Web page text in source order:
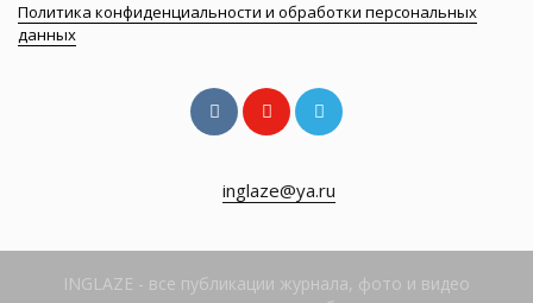
Политика конфиденциальности и обработки персональных
данных
inglaze@ya.ru
INGLAZE - все публикации журнала, фото и видео